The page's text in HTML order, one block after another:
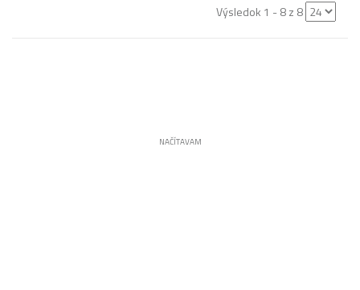
Výsledok 1 - 8 z 8
NAČÍTAVAM